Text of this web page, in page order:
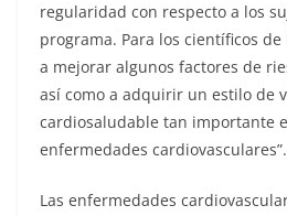
regularidad con respecto a los
programa. Para los científicos de
a mejorar algunos factores de
así como a adquirir un estilo de
cardiosaludable tan importante
enfermedades cardiovasculares”.
Las enfermedades